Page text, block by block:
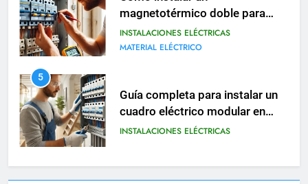
Guía completa para instalar un
cuadro eléctrico modular en
viviendas
INSTALACIONES ELÉCTRICAS
6
Cómo realizar una instalación
reformas
7